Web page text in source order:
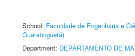
School: Faculdade de Engenharia e
Guaratinguetá)
Department: DEPARTAMENTO DE